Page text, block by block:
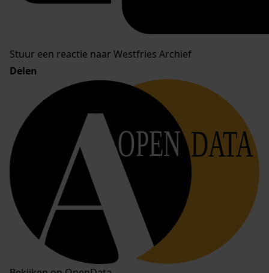
Stuur een reactie naar Westfries Archief
Delen
OPEN DATA